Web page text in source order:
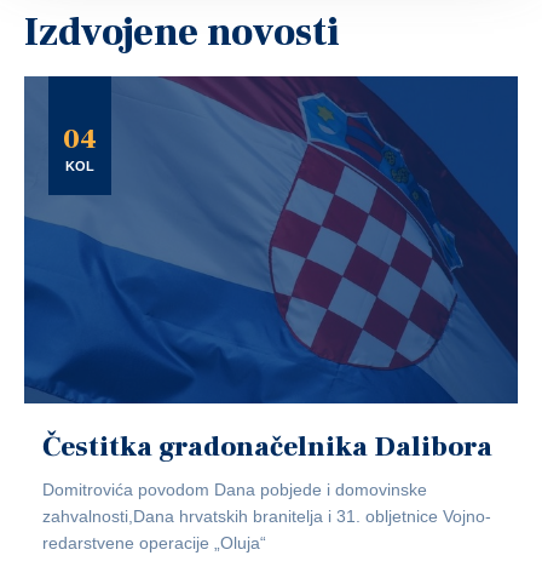
Izdvojene novosti
04
KOL
Čestitka gradonačelnika Dalibora
Domitrovića povodom Dana pobjede i domovinske
zahvalnosti,Dana hrvatskih branitelja i 31. obljetnice Vojno-
redarstvene operacije „Oluja“